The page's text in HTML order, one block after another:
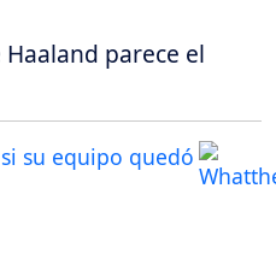
parece el